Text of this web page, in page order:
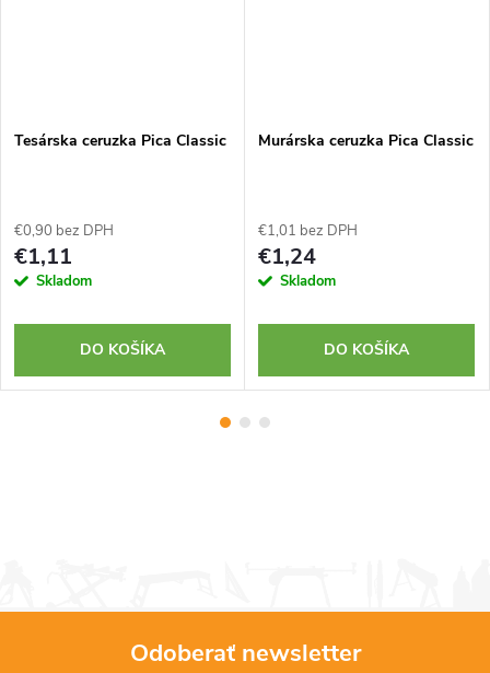
Tesárska ceruzka Pica Classic
€0,90 bez DPH
€1,11
Skladom
DO KOŠÍKA
Murárska ceruzka Pica Classic
€1,01 bez DPH
€1,24
Skladom
DO KOŠÍKA
Odoberať newsletter